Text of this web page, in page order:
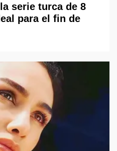
serie turca de 8
para el fin de